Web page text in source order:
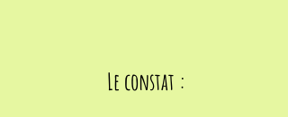
Le constat :